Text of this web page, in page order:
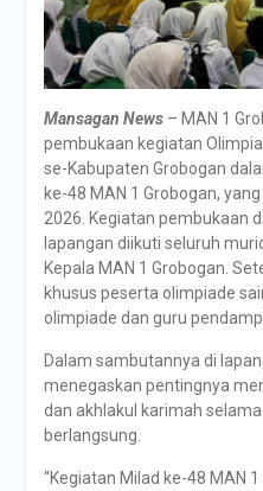
Mansagan News– MAN 1
pembukaan kegiatan
se-Kabupaten Grobogan
ke-48 MAN 1 Grobogan,
2026. Kegiatan pembukaan
lapangan diikuti seluruh
Kepala MAN 1 Grobogan.
khusus peserta olimpiade
olimpiade dan guru
Dalam sambutannya di
menegaskan pentingnya
dan akhlakul karimah
berlangsung.
“Kegiatan Milad ke-48 MAN